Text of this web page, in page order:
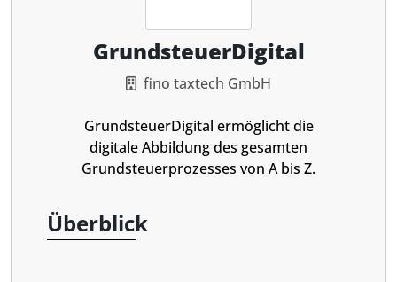
GrundsteuerDigital
fino taxtech GmbH
GrundsteuerDigital ermöglicht die
digitale Abbildung des gesamten
Grundsteuerprozesses von A bis Z.
Überblick